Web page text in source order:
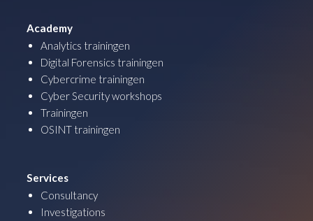
Academy
Analytics trainingen
Digital Forensics trainingen
Cybercrime trainingen
Cyber Security workshops
Trainingen
OSINT trainingen
Services
Consultancy
Investigations